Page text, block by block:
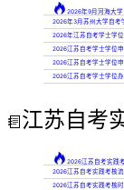
 2026年9月河海大学
2026年3月苏州大学自考
2026年江苏自考学士学
2026江苏自考学士学位
2026江苏自考学士学位
2026江苏自考学士学位
 江苏自考
 2026江苏自考实践
2026江苏自考实践考核流
2026江苏自考实践考核